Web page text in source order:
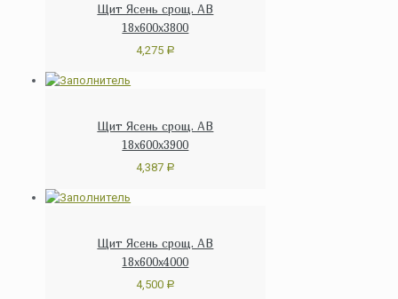
Щит Ясень срощ. АВ
18х600х3800
4,275 Р
Щит Ясень срощ. АВ
18х600х3900
4,387 Р
Щит Ясень срощ. АВ
18х600х4000
4,500 Р